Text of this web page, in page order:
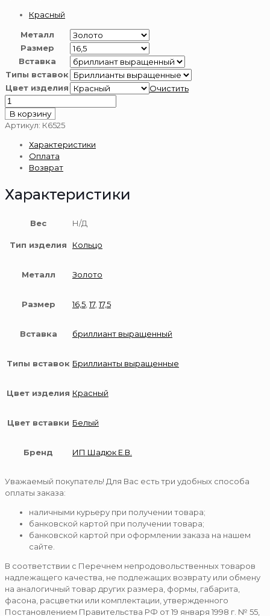
Красный
Металл
Размер
Вставка
Типы вставок
Цвет изделия
Очистить
Количество
товара
Кольцо
золота
пробы
бриллиантом
В корзину
Артикул: К6525
Характеристики
Оплата
Возврат
Характеристики
Вес Н/Д
Тип изделия Кольцо
Металл Золото
Размер 16,5 ,17,17,5
Вставка бриллиант выращенный
Типы вставок Бриллианты выращенные
Цвет изделия Красный
Цвет вставки Белый
Бренд ИП Шадюк Е.В.
Уважаемый покупатель! Для Вас есть три удобных способа
оплаты заказа:
наличными курьеру при получении товара;
банковской картой при получении товара;
банковской картой при оформлении заказа на нашем
сайте.
В соответствии с Перечнем непродовольственных товаров
надлежащего качества, не подлежащих возврату или обмену
на аналогичный товар других размера, формы, габарита,
фасона, расцветки или комплектации, утвержденного
Постановлением Правительства РФ от 19 января 1998 г. № 55,